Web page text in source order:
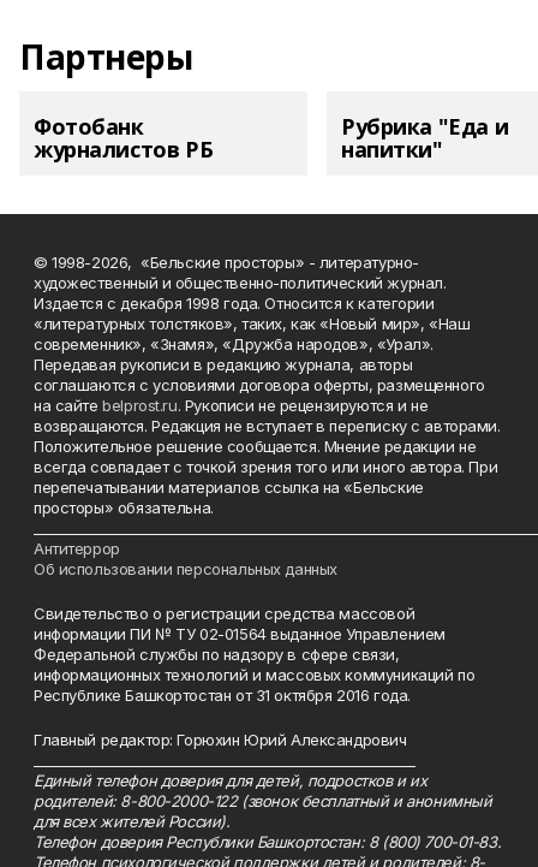
Партнеры
Фотобанк
журналистов РБ
Рубрика "Еда и
напитки"
© 1998-2026, «Бельские просторы» - литературно-
художественный и общественно-политический журнал.
Издается с декабря 1998 года. Относится к категории
«литературных толстяков», таких, как «Новый мир», «Наш
современник», «Знамя», «Дружба народов», «Урал».
Передавая рукописи в редакцию журнала, авторы
соглашаются с условиями договора оферты, размещенного
на сайтеbelprost.ru. Рукописи не рецензируются и не
возвращаются. Редакция не вступает в переписку с авторами.
Положительное решение сообщается. Мнение редакции не
всегда совпадает с точкой зрения того или иного автора. При
перепечатывании материалов ссылка на «Бельские
просторы» обязательна.
Антитеррор
Об использовании персональных данных
Свидетельство о регистрации средства массовой
информации ПИ № ТУ 02-01564 выданное Управлением
Федеральной службы по надзору в сфере связи,
информационных технологий и массовых коммуникаций по
Республике Башкортостан от 31 октября 2016 года.
Главный редактор: Горюхин Юрий Александрович
Единый телефон доверия для детей, подростков и их
родителей: 8-800-2000-122 (звонок бесплатный и анонимный
для всех жителей России).
Телефон доверия Республики Башкортостан: 8 (800) 700-01-83.
Телефон психологической поддержки детей и родителей: 8-